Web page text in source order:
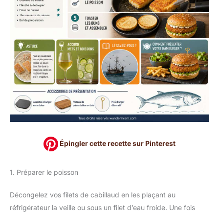
Épingler cette recette sur Pinterest
1. Préparer le poisson
Décongelez vos filets de cabillaud en les plaçant au
réfrigérateur la veille ou sous un filet d’eau froide. Une fois